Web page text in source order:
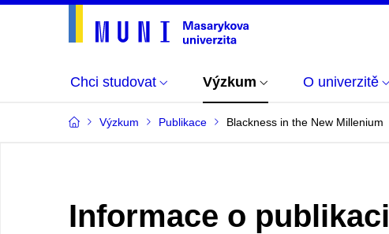
Chci studovat Výzkum O univerzitě
Výzkum Publikace Blackness in the New Millenium
Informace o publikaci